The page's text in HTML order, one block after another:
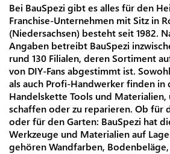
Bei BauSpezi gibt es alles für den
Franchise-Unternehmen mit Sitz in
(Niedersachsen) besteht seit 1982.
Angaben betreibt BauSpezi
rund 130 Filialen, deren Sortiment
von DIY-Fans abgestimmt ist.
als auch Profi-Handwerker finden in
Handelskette Tools und Materialien,
schaffen oder zu reparieren. Ob für
oder für den Garten: BauSpezi hat
Werkzeuge und Materialien auf
gehören Wandfarben,